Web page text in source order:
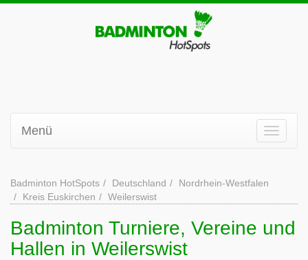
Menü
Badminton HotSpots Deutschland
Nordrhein-Westfalen
Kreis Euskirchen
Weilerswist
Badminton Turniere, Vereine und
Hallen in Weilerswist